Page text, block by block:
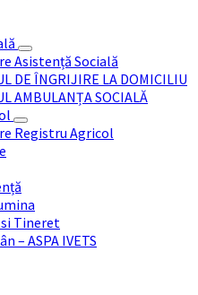
Asistență Socială
DE ÎNGRIJIRE LA DOMICILIU
AMBULANȚA SOCIALĂ
Registru Agricol
Tineret
– ASPA IVETS